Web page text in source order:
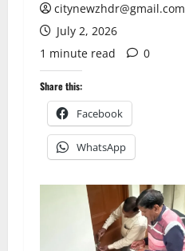
citynewzhdr@gmail.com
July 2, 2026
1 minute read
0
Share this:
Facebook
WhatsApp